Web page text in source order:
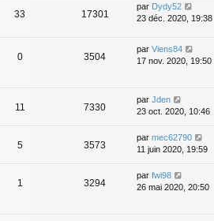
33 17301
par Dydy52
23 déc. 2020, 19:38
0 3504
par Viens84
17 nov. 2020, 19:50
11 7330
par Jden
23 oct. 2020, 10:46
5 3573
par mec62790
11 juin 2020, 19:59
1 3294
par fwi98
26 mai 2020, 20:50